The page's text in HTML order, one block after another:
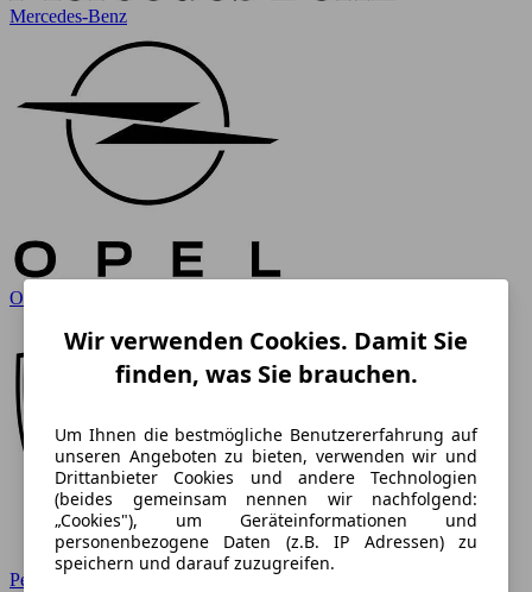
Mercedes-Benz
Opel
Peugeot
Wir verwenden Cookies. Damit Sie
finden, was Sie brauchen.
Um Ihnen die bestmögliche Benutzererfahrung auf
unseren Angeboten zu bieten, verwenden wir und
Drittanbieter Cookies und andere Technologien
(beides gemeinsam nennen wir nachfolgend:
„Cookies"), um Geräteinformationen und
personenbezogene Daten (z.B. IP Adressen) zu
speichern und darauf zuzugreifen.